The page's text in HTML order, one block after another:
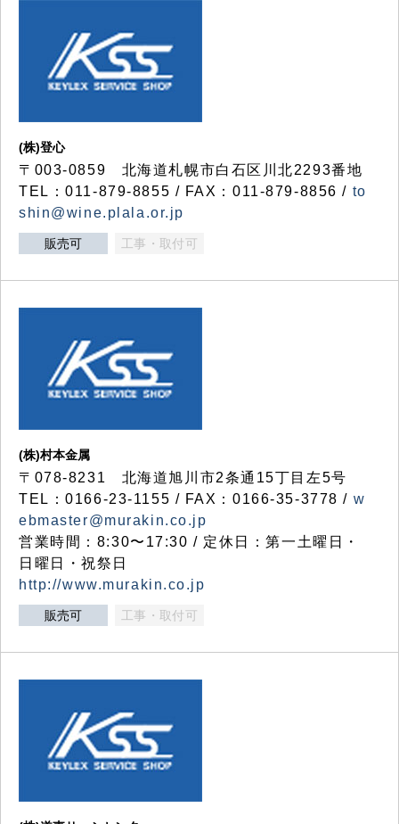
(株)登心
〒003-0859 北海道札幌市白石区川北2293番地
TEL：011-879-8855 / FAX：011-879-8856 / to
shin@wine.plala.or.jp
販売可 工事・取付可
(株)村本金属
〒078-8231 北海道旭川市2条通15丁目左5号
TEL：0166-23-1155 / FAX：0166-35-3778 / w
ebmaster@murakin.co.jp
営業時間：8:30〜17:30 / 定休日：第一土曜日・
日曜日・祝祭日
http://www.murakin.co.jp
販売可 工事・取付可